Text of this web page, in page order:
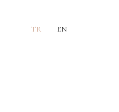
TR EN